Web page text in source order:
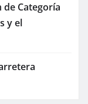
de Categoría
y el